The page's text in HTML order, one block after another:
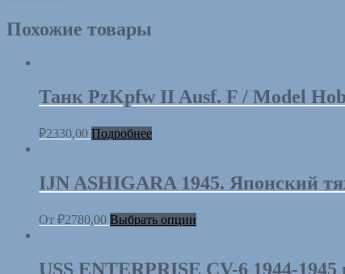
Похожие товары
Танк PzKpfw II Ausf. F / Model
₽2330,00 Подробнее
IJN ASHIGARA 1945. Японский
От ₽2780,00 Выбрать опции
USS ENTERPRISE CV-6 1944-